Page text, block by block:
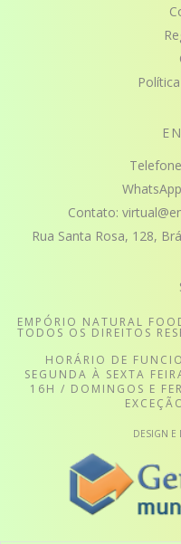
Contato:
Rua Santa Rosa, 128,
EMPÓRIO NATURAL
TODOS OS DIREITOS
HORÁRIO DE
SEGUNDA À SEXTA
16H / DOMINGOS E
DESIGN E